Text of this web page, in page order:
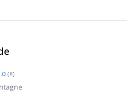
choisir de partager les coûts
paie : 600. Si les deux
1:1. Les refuges, le transport, les
le prix. Ils doivent être payés
pour eux-mêmes ainsi que pour le/les
(8)